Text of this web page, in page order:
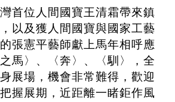
首位人間國寶王清霜帶來鎮
以及獲人間國寶與國家工藝
張憲平藝師獻上馬年相呼應
馬〉、〈奔〉、〈馴〉，全
展場，機會非常難得，歡迎
握展期，近距離一睹鉅作風